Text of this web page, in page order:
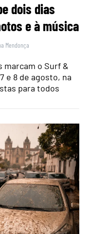
dois dias
e à música
Mendonça
marcam o Surf &
e 8 de agosto, na
para todos